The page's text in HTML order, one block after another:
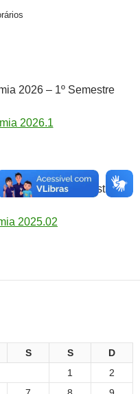
2026 – 1º Semestre
2026.1
2025 – 2º Semestre
2025.02
S S
D
1
2